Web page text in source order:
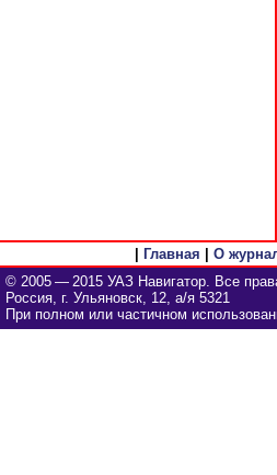
Главная О
© 2005 — 2015 УАЗ Навигатор. Все
Россия, г. Ульяновск, 12, а/я 5321
При полном или частичном